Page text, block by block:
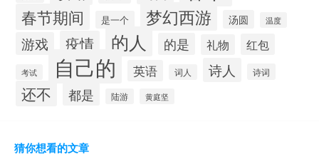
春节期间 是一个 梦幻西游 汤圆 温度
游戏 疫情 的人 的是 礼物 红包
考试 自己的 英语 词人 诗人 诗词
还不 都是 陆游 黄庭坚
猜你想看的文章